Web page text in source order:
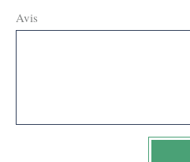
Avis